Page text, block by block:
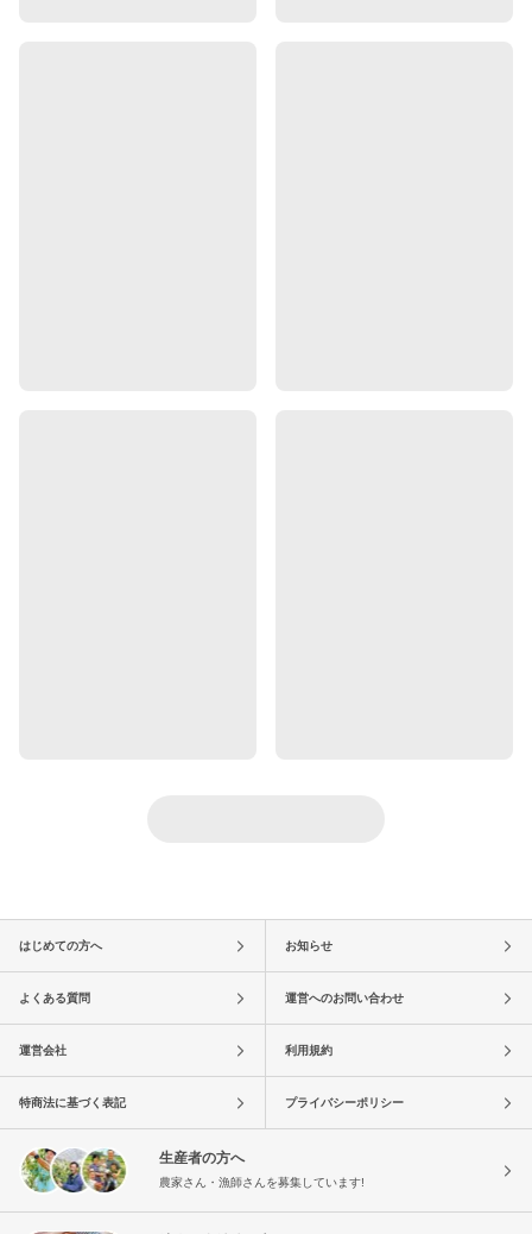
はじめての方へ お知らせ
よくある質問 運営へのお問い合わせ
運営会社 利用規約
特商法に基づく表記 プライバシーポリシー
生産者の方へ
農家さん・漁師さんを募集しています!